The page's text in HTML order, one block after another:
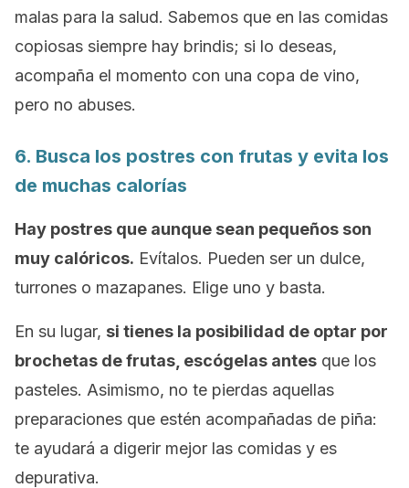
malas para la salud. Sabemos que en las comidas
copiosas siempre hay brindis; si lo deseas,
acompaña el momento con una copa de vino,
pero no abuses.
6. Busca los postres con frutas y evita los
de muchas calorías
Hay postres que aunque sean pequeños son
muy calóricos. Evítalos. Pueden ser un dulce,
turrones o mazapanes. Elige uno y basta.
En su lugar, si tienes la posibilidad de optar por
brochetas de frutas, escógelas antes que los
pasteles. Asimismo, no te pierdas aquellas
preparaciones que estén acompañadas de piña:
te ayudará a digerir mejor las comidas y es
depurativa.